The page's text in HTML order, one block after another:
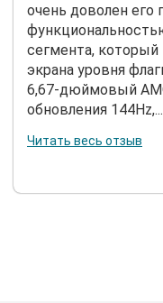
очень доволен его
сегмента, который
экрана уровня
6,67-дюймовый
обновления 144Hz,...
Читать весь отзыв